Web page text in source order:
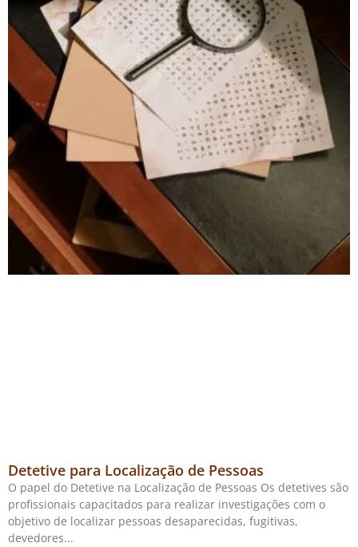
Detetive para Localização de Pessoas
O papel do Detetive na Localização de Pessoas Os detetives são
profissionais capacitados para realizar investigações com o
objetivo de localizar pessoas desaparecidas, fugitivas,
devedores